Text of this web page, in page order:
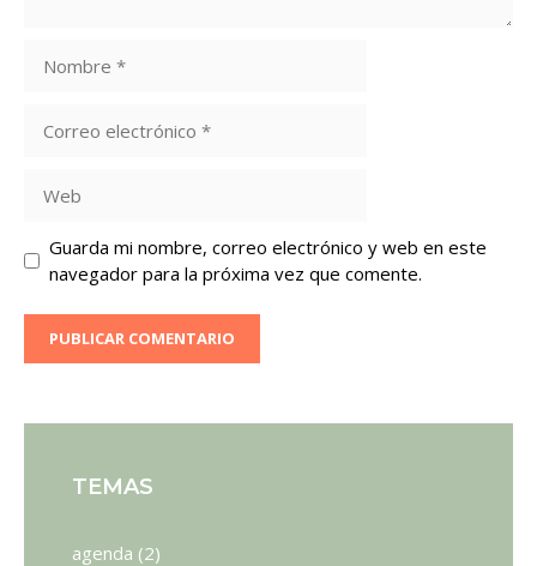
electrónico
Guarda mi nombre, correo electrónico y web en este
navegador para la próxima vez que comente.
TEMAS
agenda (2)